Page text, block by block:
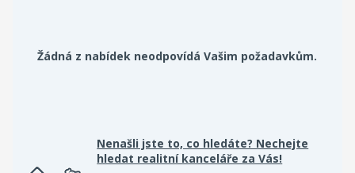
Žádná z nabídek neodpovídá Vašim požadavkům.
Nenašli jste to, co hledáte? Nechejte
hledat realitní kanceláře za Vás!